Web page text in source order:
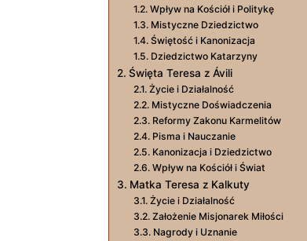
Wpływ na Kościół i Politykę
Mistyczne Dziedzictwo
Świętość i Kanonizacja
Dziedzictwo Katarzyny
Święta Teresa z Ávili
Życie i Działalność
Mistyczne Doświadczenia
Reformy Zakonu Karmelitów
Pisma i Nauczanie
Kanonizacja i Dziedzictwo
Wpływ na Kościół i Świat
Matka Teresa z Kalkuty
Życie i Działalność
Założenie Misjonarek Miłości
Nagrody i Uznanie